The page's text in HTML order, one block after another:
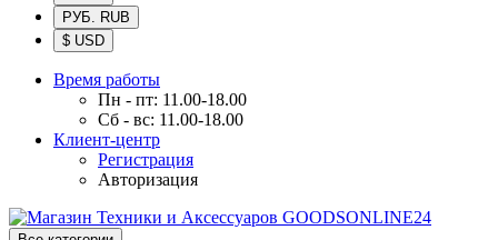
РУБ. RUB
$ USD
Время работы
Пн - пт: 11.00-18.00
Сб - вс: 11.00-18.00
Клиент-центр
Регистрация
Авторизация